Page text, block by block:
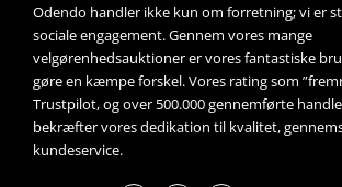
Odendo handler ikke kun om forretning; vi er
sociale engagement. Gennem vores mange
velgørenhedsauktioner er vores fantastiske
gøre en kæmpe forskel. Vores rating som
Trustpilot, og over 500.000 gennemførte
bekræfter vores dedikation til kvalitet,
kundeservice.